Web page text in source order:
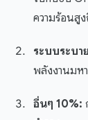
ความร้อนสู
ระบบระบ
พลังงานมห
อื่นๆ 10%: